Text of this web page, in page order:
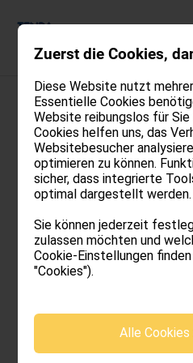
DE
Cookies
WAS SIND COOKIES?
Die EU-Richtlinie 2009/136/
Verwendung von Cookies auf
am 25. Mai 2012 in Italien
kurzes Text-Schnipsel, das
besuchten Website an Ihren
speichert Informationen zu
Einstellungen.
Cookies werden in
unterteilt:
Zuerst die Cookies,
Diese Website nutzt
Essentielle Cookies
Website reibungslos für
Cookies helfen uns, das
Websitebesucher
optimieren zu können.
sicher, dass integrierte
optimal dargestellt werden.
Sie können jederzeit
zulassen möchten und
Cookie-Einstellungen
"Cookies").
Alle Cookies